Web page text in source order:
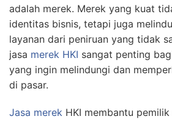
adalah merek. Merek yang kuat
identitas bisnis, tetapi juga
layanan dari peniruan yang tidak
jasa merek HKI sangat penting
yang ingin melindungi dan
di pasar.
Jasa merek HKI membantu